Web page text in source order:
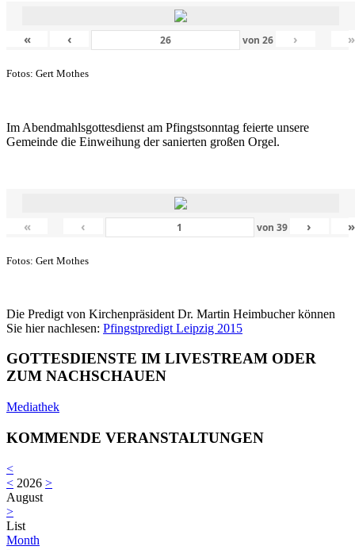
« ‹ von26 › »
Fotos: Gert Mothes
Im Abendmahlsgottesdienst am Pfingstsonntag feierte unsere
Gemeinde die Einweihung der sanierten großen Orgel.
« ‹ von 39 › »
Fotos: Gert Mothes
Die Predigt von Kirchenpräsident Dr. Martin Heimbucher können
Sie hier nachlesen: Pfingstpredigt Leipzig 2015
GOTTESDIENSTE IM LIVESTREAM ODER
ZUM NACHSCHAUEN
Mediathek
KOMMENDE VERANSTALTUNGEN
<
< 2026 >
August
>
List
Month